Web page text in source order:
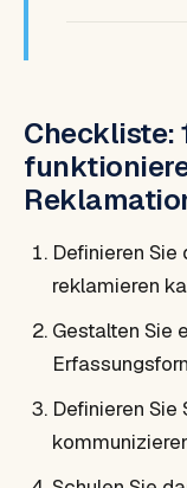
Checkliste:
Definieren Sie
reklamieren
Gestalten Sie
Definieren Sie